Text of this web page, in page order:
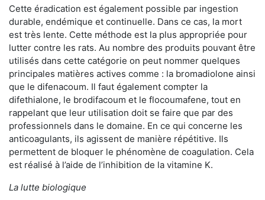
Cette éradication est également possible par ingestion
durable, endémique et continuelle. Dans ce cas, la mort
est très lente. Cette méthode est la plus appropriée pour
lutter contre les rats. Au nombre des produits pouvant être
utilisés dans cette catégorie on peut nommer quelques
principales matières actives comme : la bromadiolone ainsi
que le difenacoum. Il faut également compter la
difethialone, le brodifacoum et le flocoumafene, tout en
rappelant que leur utilisation doit se faire que par des
professionnels dans le domaine. En ce qui concerne les
anticoagulants, ils agissent de manière répétitive. Ils
permettent de bloquer le phénomène de coagulation. Cela
est réalisé à l’aide de l’inhibition de la vitamine K.
La lutte biologique